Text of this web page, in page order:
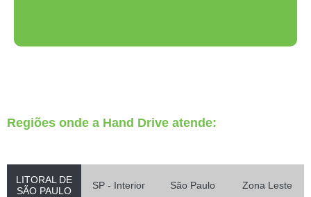
Regiões onde a Hand Drive atende:
LITORAL DE
SÃO PAULO
SP - Interior São Paulo Zona Leste